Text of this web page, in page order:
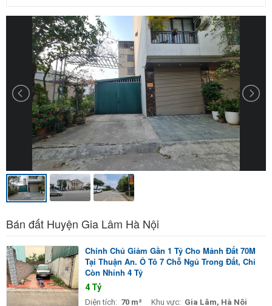
Bán đất Huyện Gia Lâm Hà Nội
Chính Chủ Giảm Gần 1 Tỷ Cho Mảnh Đất 70M
Tại Thuận An. Ô Tô 7 Chỗ Ngủ Trong Đất, Chỉ
Còn Nhỉnh 4 Tỷ
4 Tỷ
Diện tích: 70 m² Khu vực: Gia Lâm, Hà Nội